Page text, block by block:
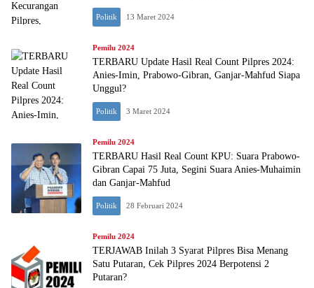
Politik 13 Maret 2024
Pemilu 2024
TERBARU Update Hasil Real Count Pilpres 2024:
Anies-Imin, Prabowo-Gibran, Ganjar-Mahfud Siapa
Unggul?
Politik 3 Maret 2024
Pemilu 2024
TERBARU Hasil Real Count KPU: Suara Prabowo-
Gibran Capai 75 Juta, Segini Suara Anies-Muhaimin
dan Ganjar-Mahfud
Politik 28 Februari 2024
Pemilu 2024
TERJAWAB Inilah 3 Syarat Pilpres Bisa Menang
Satu Putaran, Cek Pilpres 2024 Berpotensi 2
Putaran?